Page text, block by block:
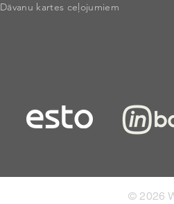
Dāvanu kartes ceļojumiem
© 2026